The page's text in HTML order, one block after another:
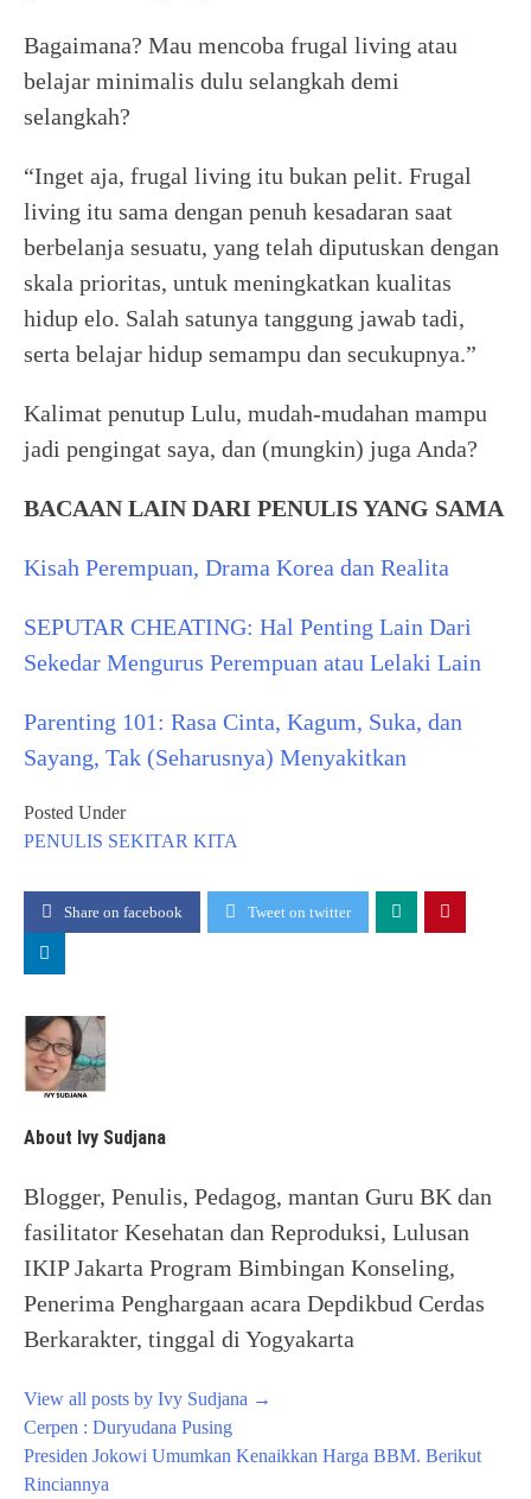
Bagaimana? Mau mencoba frugal living atau
belajar minimalis dulu selangkah demi
selangkah?
“Inget aja, frugal living itu bukan pelit. Frugal
living itu sama dengan penuh kesadaran saat
berbelanja sesuatu, yang telah diputuskan dengan
skala prioritas, untuk meningkatkan kualitas
hidup elo. Salah satunya tanggung jawab tadi,
serta belajar hidup semampu dan secukupnya.”
Kalimat penutup Lulu, mudah-mudahan mampu
jadi pengingat saya, dan (mungkin) juga Anda?
BACAAN LAIN DARI PENULIS YANG SAMA
Kisah Perempuan, Drama Korea dan Realita
SEPUTAR CHEATING: Hal Penting Lain Dari
Sekedar Mengurus Perempuan atau Lelaki Lain
Parenting 101: Rasa Cinta, Kagum, Suka, dan
Sayang, Tak (Seharusnya) Menyakitkan
Posted Under
PENULIS SEKITAR KITA
Share on facebook Tweet on twitter
About Ivy Sudjana
Blogger, Penulis, Pedagog, mantan Guru BK dan
fasilitator Kesehatan dan Reproduksi, Lulusan
IKIP Jakarta Program Bimbingan Konseling,
Penerima Penghargaan acara Depdikbud Cerdas
Berkarakter, tinggal di Yogyakarta
View all posts by Ivy Sudjana →
Post
navigation
Cerpen : Duryudana Pusing
Presiden Jokowi Umumkan Kenaikkan Harga BBM. Berikut
Rinciannya